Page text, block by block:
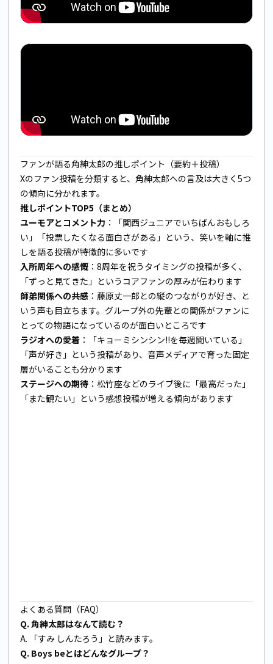
ファンが語る角紳太郎の推しポイント（要約＋投稿）
Xのファン投稿を分類すると、角紳太郎への言及は大きく5つ
の傾向に分かれます。
推しポイントTOP5（まとめ）
ユーモアとコメント力 ：「関西ジュニアでいちばんおもしろ
い」「投票したくなる面白さがある」という、笑いを軸に推
しを語る投稿が特徴的に多いです
入所周年への感慨 ：8周年を祝うタイミングの投稿が多く、
「ずっと見てきた」というコアファンの厚みが伝わります
師弟関係への共感 ：藤原丈一郎との縦のつながりが好き、と
いう声も目立ちます。グループ外の先輩との関係がファンに
とっての物語になっているのが面白いところです
ラジオへの愛着 ：「キョーミシンシン!!を毎週聞いている」
「声が好き」という投稿があり、音声メディアで育った固定
層がいることも分かります
ステージへの期待 ：松竹座などのライブ後に「最高だった」
「また観たい」という感想投稿が増える傾向があります
よくある質問（FAQ）
Q. 角紳太郎はなんて読む？
A. 「すみ しんたろう」と読みます。
Q. Boys beとはどんなグループ？